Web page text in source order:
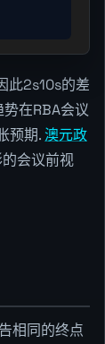
此2s10s的差
在RBA会议
预期.澳元政
会议前视
相同的终点